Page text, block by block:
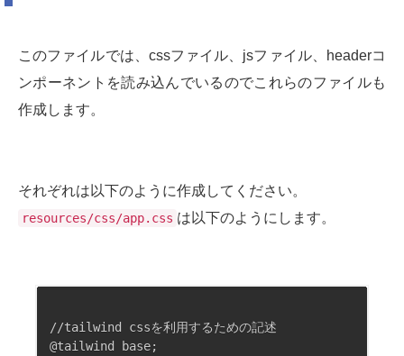
このファイルでは、cssファイル、jsファイル、headerコ
ンポーネントを読み込んでいるのでこれらのファイルも
作成します。
それぞれは以下のように作成してください。
resources/css/app.css は以下のようにします。
//tailwind cssを利用するための記述
@tailwind base;